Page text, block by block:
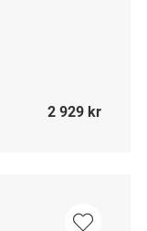
2 929 kr